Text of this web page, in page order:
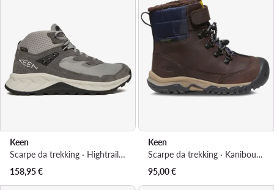
Keen
Scarpe da trekking · Hightrail Mid Wp 1030344 · Grigio
158,95€
Keen
Scarpe da trekking · Kanibou Wp 1028086-10 · Marrone
95,00€